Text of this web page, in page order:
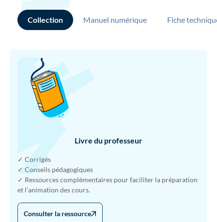
Collection Manuel numérique Fiche
Livre du professeur
✓ Corrigés
✓ Conseils pédagogiques
✓ Ressources complémentaires pour faciliter la préparation
et l’animation des cours.
Consulter la ressource